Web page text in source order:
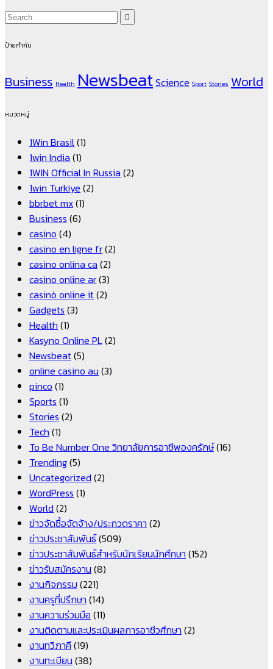
ป้ายกำกับ
Business Health NewsbeatScience Sport Stories World
หมวดหมู่
1Win Brasil(1)
1win India (1)
1WIN Official In Russia (2)
1win Turkiye (2)
bbrbet mx(1)
Business (6)
casino (4)
casino en ligne fr(2)
casino onlina ca (2)
casino online ar(3)
casinò online it(2)
Gadgets (3)
Health (1)
Kasyno Online PL(2)
Newsbeat(5)
online casino au (3)
pinco (1)
Sports (1)
Stories (2)
Tech (1)
To Be Number One วิทยาลัยการอาชีพองครักษ์(16)
Trending(5)
Uncategorized (2)
WordPress (1)
World (2)
ข่าวจัดซื้อจัดจ้าง/ประกวดราคา (2)
ข่าวประชาสัมพันธ์(509)
ข่าวประชาสัมพันธ์สำหรับนักเรียนนักศึกษา (152)
ข่าวรับสมัครงาน (8)
งานกิจกรรม (221)
งานครูที่ปรึกษา (14)
งานความร่วมมือ (11)
งานติดตามและประเมินผลการอาชีวศึกษา (2)
งานทวิภาคี (19)
งานทะเบียน (38)